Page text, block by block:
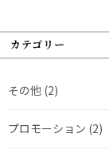
カテゴリー
その他 (2)
プロモーション (2)